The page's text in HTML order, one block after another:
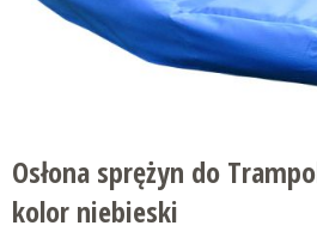
Osłona sprężyn do
kolor niebieski